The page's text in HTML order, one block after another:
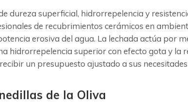
dureza superficial, hidrorrepelencia y
de recubrimientos cerámicos en
erosiva del agua. La lechada actúa por
hidrorrepelencia superior con efecto gota y la
un presupuesto ajustado a sus
de la Oliva